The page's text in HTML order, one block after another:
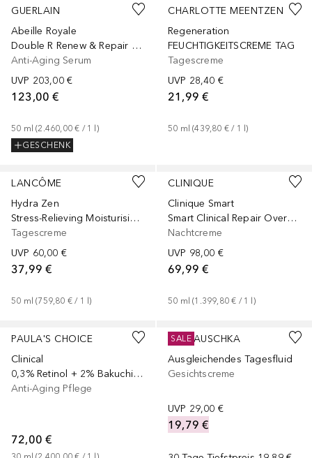
GUERLAIN
Abeille Royale
Double R Renew & Repair Advanced Serum
Anti-Aging Serum
UVP 203,00 €
123,00 €
50 ml (2.460,00 € / 1 l)
GESCHENK
CHARLOTTE MEENTZEN
Regeneration
FEUCHTIGKEITSCREME TAG
Tagescreme
UVP 28,40 €
21,99 €
50 ml (439,80 € / 1 l)
LANCÔME
Hydra Zen
Stress-Relieving Moisturising Rich Cream
Tagescreme
UVP 60,00 €
37,99 €
50 ml (759,80 € / 1 l)
CLINIQUE
Clinique Smart
Smart Clinical Repair Overnight Cream & Mask
Nachtcreme
UVP 98,00 €
69,99 €
50 ml (1.399,80 € / 1 l)
PAULA'S CHOICE
Clinical
0,3% Retinol + 2% Bakuchiol Treatment
Anti-Aging Pflege
72,00 €
DR. HAUSCHKA
Ausgleichendes Tagesfluid
Gesichtscreme
UVP 29,00 €
19,79 €
SALE